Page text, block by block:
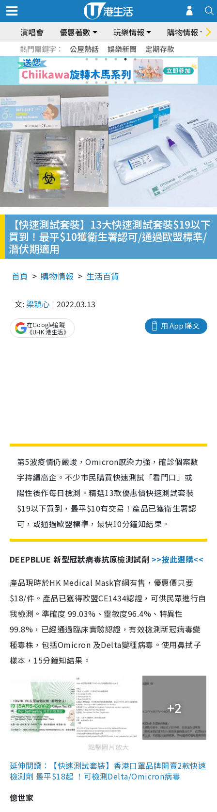
演唱會 優惠著數 玩樂情報 購物情報
熱門關鍵字： 公屋熱話 娛樂新聞 定期存款
【快速測試套裝】13大快速測試套裝$19以下
買到！最平$10獲衛生署認可/通過歐盟標準/
潛伏期適用
首頁 購物情報 生活百貨
文: 梁穎心 2022.03.13
用 App 睇文
在Google追蹤
《UHK 港生活》
第5波疫情仍嚴峻，Omicron感染力強，確診個案數
字持續高企。不少市民購買快速測試「看門口」或
陽性後作每日檢測。精選13款優惠價快速測試套裝
$19以下買到，最平$10有交易！產品已獲衛生署認
可，或通過歐盟標準，最快10分鐘知結果。
DEEPBLUE 新型冠狀病毒抗原檢測試劑 >>按此選購<<
產品現時於HK Medical Mask官網有售，優惠價只要
$18/件。產品已獲得歐盟CE1434認證，可供民眾進行自
我檢測。準確度 99.03%、靈敏度96.4%、特異性
99.8%，已經通過臨床實驗認證，有效檢測新冠病毒變
種毒株，包括Omicron 及Delta變種病毒。使用鼻拭子
樣本，15分鐘知結果。
+2
點擊圖片放大
延伸閱讀：【快速測試套裝】香港口罩品牌開賣2款快速
檢測劑 最平$18起 ！可檢測Delta/Omicron病毒
億世家